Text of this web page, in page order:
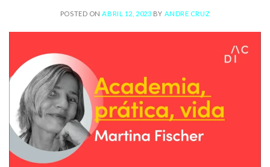
POSTED ONABRIL 12, 2023 BY ANDRE CRUZ